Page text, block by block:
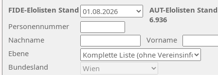
Nachname
Vorname
Ebene
Personennummer
Bundesland
AUT-Elolisten
6.936
FIDE-Elolisten Stand